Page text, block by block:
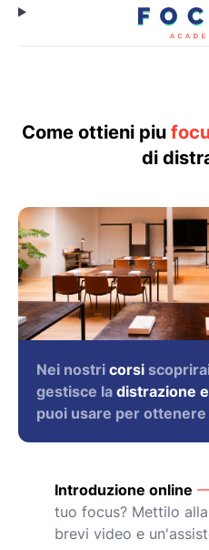
Come ottieni piu
di
Nei nostri corsi
gestisce la distrazione
puoi usare per
Introduzione online
tuo focus? Mettilo
brevi video e